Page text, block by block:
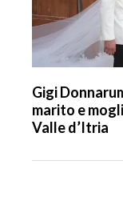
Gigi
marito e
Valle d’Itria